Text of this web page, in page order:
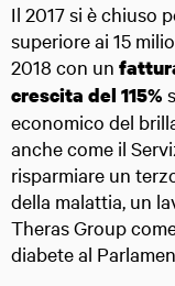
Il 2017 si è chiuso
superiore ai 15
2018 con un
crescita del 115%
economico del
anche come il
risparmiare un
della malattia, un
Theras Group
diabete al